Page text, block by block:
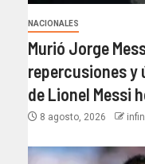
NACIONALES
Murió Jorge
repercusiones
de Lionel Messi
8 agosto, 2026